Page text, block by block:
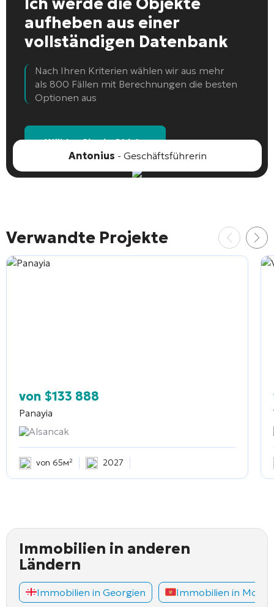
aufheben aus einer
vollständigen Datenbank
Nach Ihren Kriterien wählen wir aus mehr
als 800 Fällen mit Berechnungen die besten
Optionen aus
Wählen Sie ein Objekt
Antonius - Geschäftsführerin
Verwandte Projekte
von $133 888
Panayia
Alsancak
von 65м² 2027
Immobilien in anderen
Ländern
Immobilien in Georgien Immobilien in